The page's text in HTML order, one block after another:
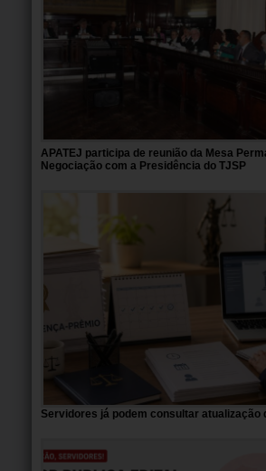
APATEJ participa de reunião da Mesa
Negociação com a Presidência do TJSP
Servidores já podem consultar atualização